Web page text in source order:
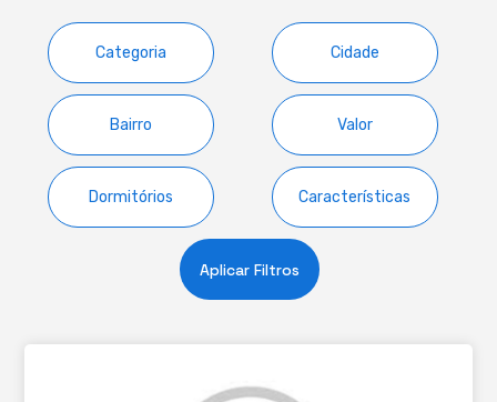
Categoria Cidade
Bairro Valor
Dormitórios Características
Aplicar Filtros